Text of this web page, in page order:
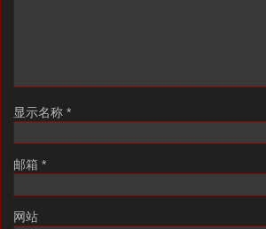
显示名称 *
邮箱 *
网站